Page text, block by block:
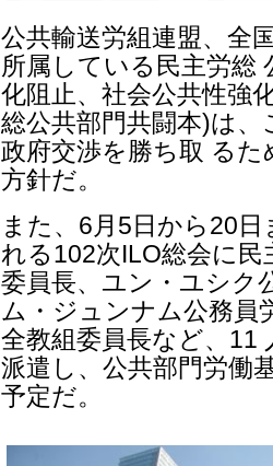
公共輸送労組連盟、全
所属している民主労総
化阻止、社会公共性強
総公共部門共闘本)は
政府交渉を勝ち取 る
方針だ。
また、6月5日から20
れる102次ILO総会に
委員長、ユン・ユシク
ム・ジュンナム公務員
全教組委員長など、11
派遣し、公共部門労働
予定だ。